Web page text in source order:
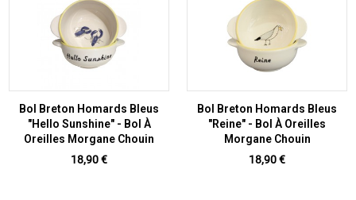
Bol Breton Homards Bleus
"Hello Sunshine" - Bol À
Oreilles Morgane Chouin
Prix
18,90 €
Bol Breton Homards Bleus
"Reine" - Bol À Oreilles
Morgane Chouin
Prix
18,90 €